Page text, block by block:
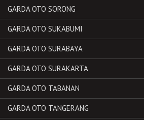
GARDA OTO SORONG
GARDA OTO SUKABUMI
GARDA OTO SURABAYA
GARDA OTO SURAKARTA
GARDA OTO TABANAN
GARDA OTO TANGERANG